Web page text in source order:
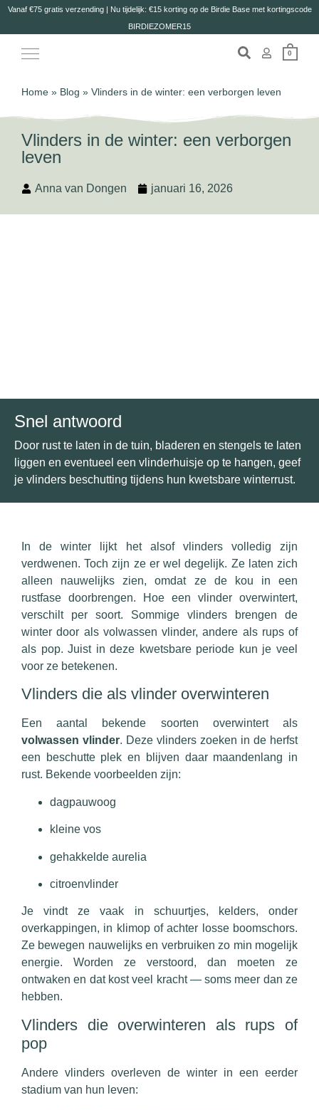
Vanaf €75 gratis verzending | Nu tijdelijk: €15 korting op de Birdie Base met kortingscode
BIRDIEZOMER15
0
Home » Blog » Vlinders in de winter: een verborgen leven
Vlinders in de winter: een verborgen
leven
Anna van Dongen januari 16, 2026
Snel antwoord
Door rust te laten in de tuin, bladeren en stengels te laten
liggen en eventueel een vlinderhuisje op te hangen, geef
je vlinders beschutting tijdens hun kwetsbare winterrust.
In de winter lijkt het alsof vlinders volledig zijn
verdwenen. Toch zijn ze er wel degelijk. Ze laten zich
alleen nauwelijks zien, omdat ze de kou in een
rustfase doorbrengen. Hoe een vlinder overwintert,
verschilt per soort. Sommige vlinders brengen de
winter door als volwassen vlinder, andere als rups of
als pop. Juist in deze kwetsbare periode kun je veel
voor ze betekenen.
Vlinders die als vlinder overwinteren
Een aantal bekende soorten overwintert als
volwassen vlinder. Deze vlinders zoeken in de herfst
een beschutte plek en blijven daar maandenlang in
rust. Bekende voorbeelden zijn:
dagpauwoog
kleine vos
gehakkelde aurelia
citroenvlinder
Je vindt ze vaak in schuurtjes, kelders, onder
overkappingen, in klimop of achter losse boomschors.
Ze bewegen nauwelijks en verbruiken zo min mogelijk
energie. Worden ze verstoord, dan moeten ze
ontwaken en dat kost veel kracht — soms meer dan ze
hebben.
Vlinders die overwinteren als rups of
pop
Andere vlinders overleven de winter in een eerder
stadium van hun leven: